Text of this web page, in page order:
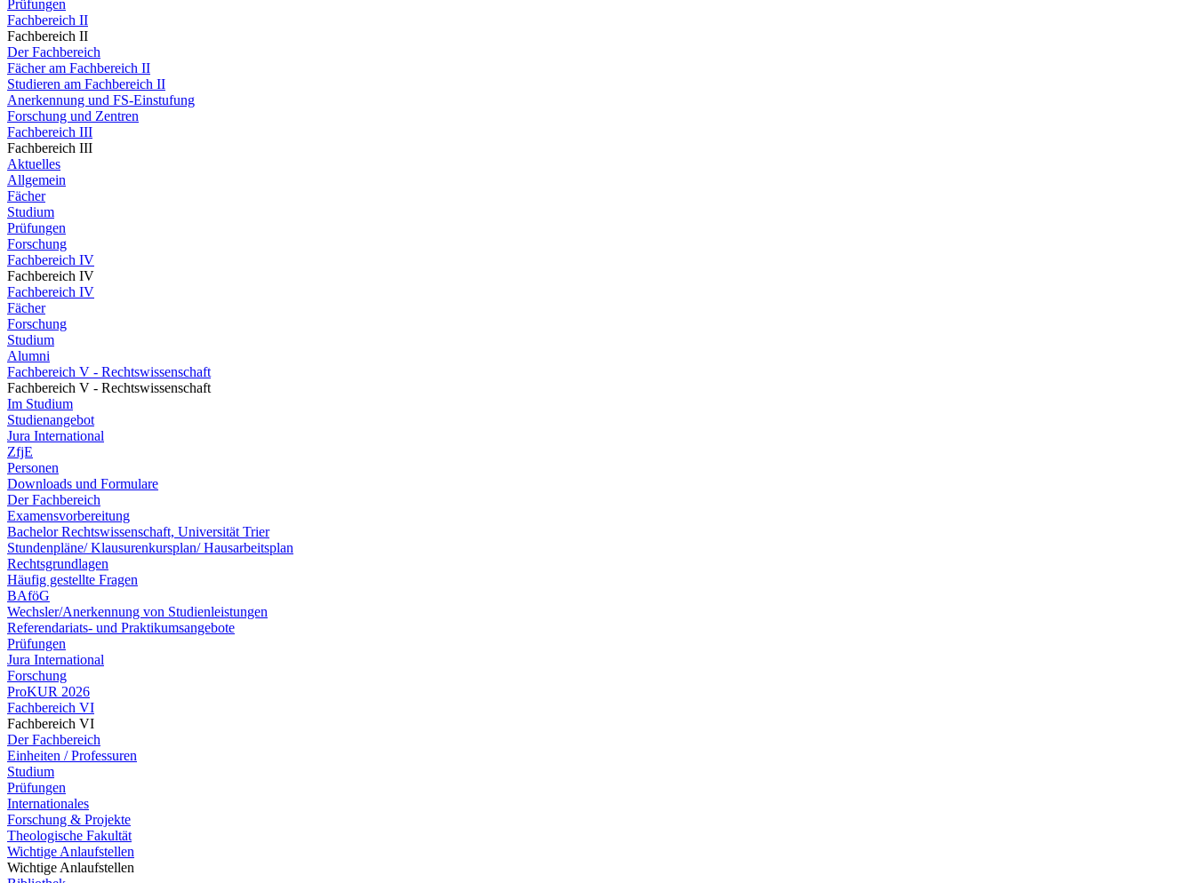
Prüfungen
Fachbereich II
Fachbereich II
Der Fachbereich
Fächer am Fachbereich II
Studieren am Fachbereich II
Anerkennung und FS-Einstufung
Forschung und Zentren
Fachbereich III
Fachbereich III
Aktuelles
Allgemein
Fächer
Studium
Prüfungen
Forschung
Fachbereich IV
Fachbereich IV
Fachbereich IV
Fächer
Forschung
Studium
Alumni
Fachbereich V - Rechtswissenschaft
Fachbereich V - Rechtswissenschaft
Im Studium
Studienangebot
Jura International
ZfjE
Personen
Downloads und Formulare
Der Fachbereich
Examensvorbereitung
Bachelor Rechtswissenschaft, Universität Trier
Stundenpläne/ Klausurenkursplan/ Hausarbeitsplan
Rechtsgrundlagen
Häufig gestellte Fragen
BAföG
Wechsler/Anerkennung von Studienleistungen
Referendariats- und Praktikumsangebote
Prüfungen
Jura International
Forschung
ProKUR 2026
Fachbereich VI
Fachbereich VI
Der Fachbereich
Einheiten / Professuren
Studium
Prüfungen
Internationales
Forschung & Projekte
Theologische Fakultät
Wichtige Anlaufstellen
Wichtige Anlaufstellen